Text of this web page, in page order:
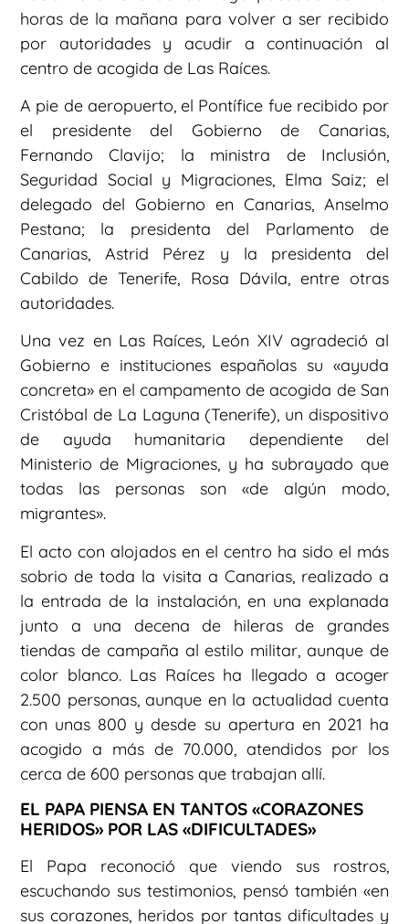
horas de la mañana para volver a ser recibido
por autoridades y acudir a continuación al
centro de acogida de Las Raíces.
A pie de aeropuerto, el Pontífice fue recibido por
el presidente del Gobierno de Canarias,
Fernando Clavijo; la ministra de Inclusión,
Seguridad Social y Migraciones, Elma Saiz; el
delegado del Gobierno en Canarias, Anselmo
Pestana; la presidenta del Parlamento de
Canarias, Astrid Pérez y la presidenta del
Cabildo de Tenerife, Rosa Dávila, entre otras
autoridades.
Una vez en Las Raíces, León XIV agradeció al
Gobierno e instituciones españolas su «ayuda
concreta» en el campamento de acogida de San
Cristóbal de La Laguna (Tenerife), un dispositivo
de ayuda humanitaria dependiente del
Ministerio de Migraciones, y ha subrayado que
todas las personas son «de algún modo,
migrantes».
El acto con alojados en el centro ha sido el más
sobrio de toda la visita a Canarias, realizado a
la entrada de la instalación, en una explanada
junto a una decena de hileras de grandes
tiendas de campaña al estilo militar, aunque de
color blanco. Las Raíces ha llegado a acoger
2.500 personas, aunque en la actualidad cuenta
con unas 800 y desde su apertura en 2021 ha
acogido a más de 70.000, atendidos por los
cerca de 600 personas que trabajan allí.
EL PAPA PIENSA EN TANTOS «CORAZONES
HERIDOS» POR LAS «DIFICULTADES»
El Papa reconoció que viendo sus rostros,
escuchando sus testimonios, pensó también «en
sus corazones, heridos por tantas dificultades y